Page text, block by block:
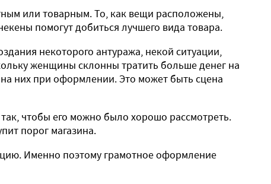
или товарным. То, как вещи расположены,
помогут добиться лучшего вида товара.
некоторого антуража, некой ситуации,
женщины склонны тратить больше денег на
них при оформлении. Это может быть сцена
чтобы его можно было хорошо рассмотреть.
порог магазина.
Именно поэтому грамотное оформление